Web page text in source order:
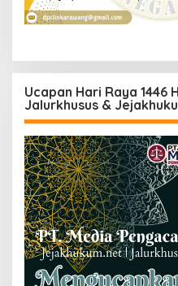
Ucapan Hari Raya 1446
Jalurkhusus &